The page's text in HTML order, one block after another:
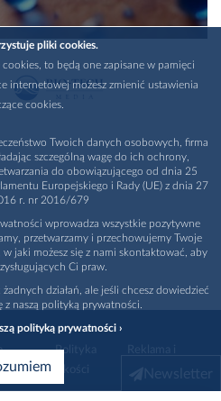
Polityka
promocja
pliki cookies.
cookies, to będą one zapisane w pamięci
internetowej możesz zmienić ustawienia
cookies.
Twoich danych osobowych, firma
szczególną wagę do ich ochrony,
do obowiązującego od dnia 25
Europejskiego i Rady (UE) z dnia 27
r. nr 2016/679
wprowadza wszystkie pozytywne
przetwarzamy i przechowujemy Twoje
jaki możesz się z nami skontaktować, aby
Ci praw.
działań, ale jeśli chcesz dowiedzieć
z naszą polityką prywatności.
polityką prywatności ›
Newsletter